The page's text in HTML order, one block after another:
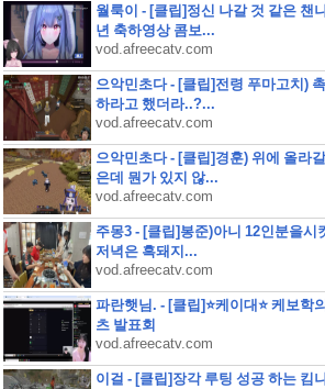
월룩이 - [클립]정신 나갈 것 같은 챈
년 축하영상 콤보...
vod.afreecatv.com
으악민초다 - [클립]전령 푸마고치)
하라고 했더라..?...
vod.afreecatv.com
으악민초다 - [클립]경훈) 위에 올라
은데 뭔가 있지 않...
vod.afreecatv.com
주몽3 - [클립]봉준)아니 12인분을시
저녁은 흑돼지...
vod.afreecatv.com
파란햇님. - [클립]⭐케이대⭐ 케보학
츠 발표회
vod.afreecatv.com
이걸 - [클립]장각 루팅 성공 하는 킴